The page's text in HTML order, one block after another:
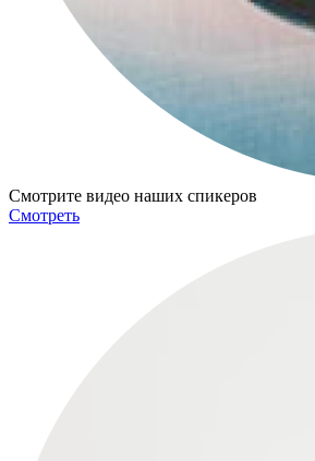
Смотрите видео наших спикеров
Смотреть